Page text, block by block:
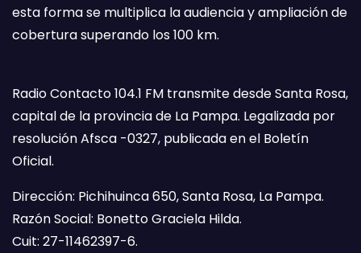
esta forma se multiplica la audiencia y ampliación de
cobertura superando los 100 km.
Radio Contacto 104.1 FM transmite desde Santa Rosa,
capital de la provincia de La Pampa. Legalizada por
resolución Afsca -0327, publicada en el Boletín
Oficial.
Dirección: Pichihuinca 650, Santa Rosa, La Pampa.
Razón Social: Bonetto Graciela Hilda.
Cuit: 27-11462397-6.